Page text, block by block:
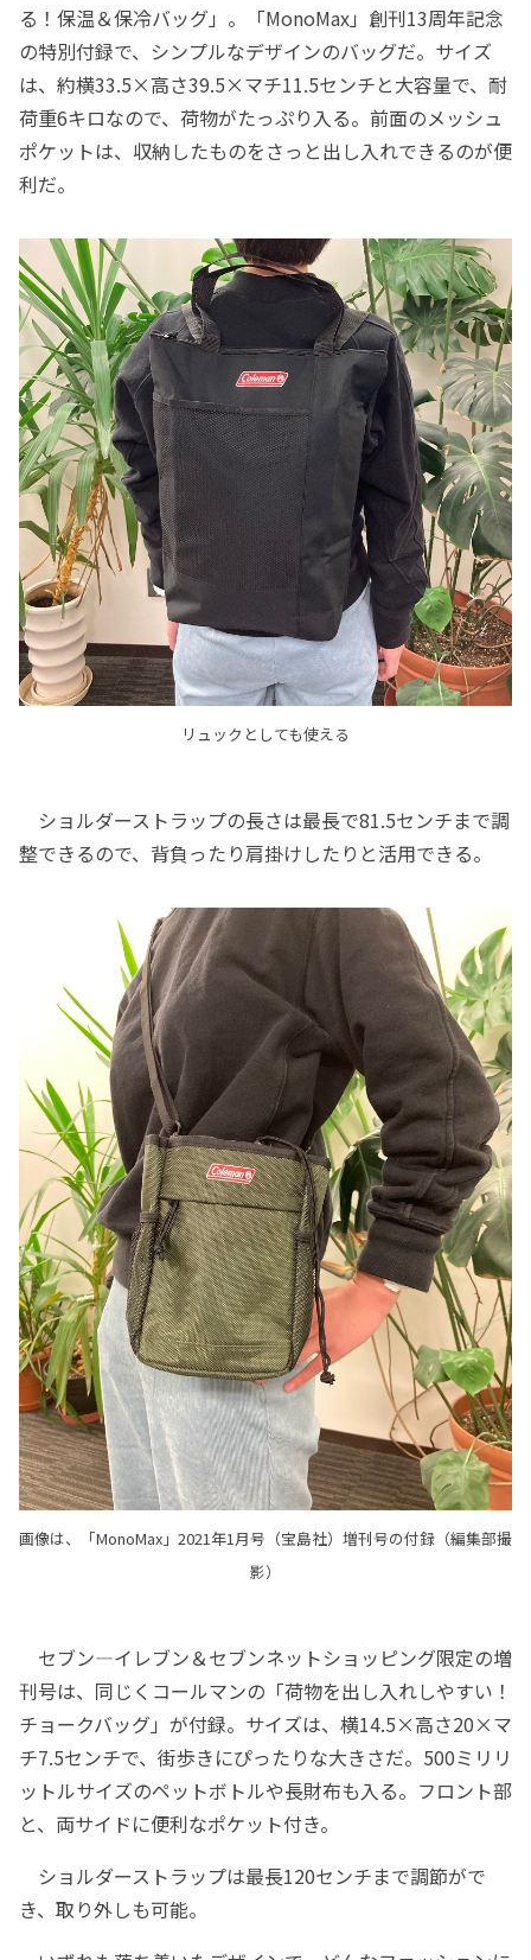
る！保温＆保冷バッグ」。「MonoMax」創刊13周年記念
の特別付録で、シンプルなデザインのバッグだ。サイズ
は、約横33.5×高さ39.5×マチ11.5センチと大容量で、耐
荷重6キロなので、荷物がたっぷり入る。前面のメッシュ
ポケットは、収納したものをさっと出し入れできるのが便
利だ。
リュックとしても使える
ショルダーストラップの長さは最長で81.5センチまで調
整できるので、背負ったり肩掛けしたりと活用できる。
画像は、「MonoMax」2021年1月号（宝島社）増刊号の付録（編集部撮
影）
セブン―イレブン＆セブンネットショッピング限定の増
刊号は、同じくコールマンの「荷物を出し入れしやすい！
チョークバッグ」が付録。サイズは、横14.5×高さ20×マ
チ7.5センチで、街歩きにぴったりな大きさだ。500ミリリ
ットルサイズのペットボトルや長財布も入る。フロント部
と、両サイドに便利なポケット付き。
ショルダーストラップは最長120センチまで調節がで
き、取り外しも可能。